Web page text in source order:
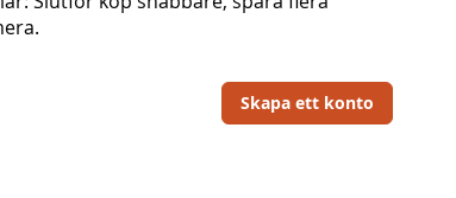
Skapa ett konto